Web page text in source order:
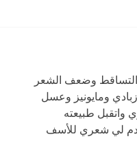
التساقط وضعف الشعر
ومايونيز وعسل
طبيعته
لي شعري للأسف